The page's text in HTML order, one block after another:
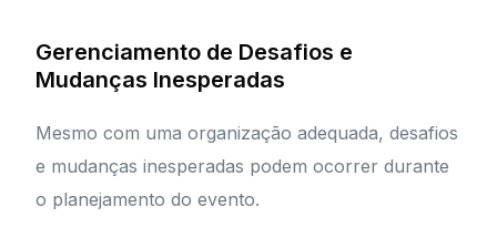
Gerenciamento de Desafios e
Mudanças Inesperadas
Mesmo com uma organização adequada, desafios
e mudanças inesperadas podem ocorrer durante
o planejamento do evento.